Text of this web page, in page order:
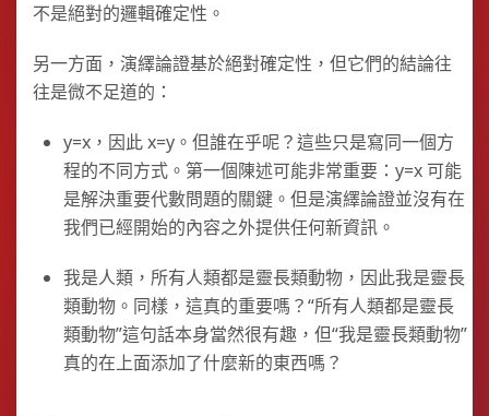
不是絕對的邏輯確定性。
另一方面，演繹論證基於絕對確定性，但它們的結論往
往是微不足道的：
y=x，因此 x=y。但誰在乎呢？這些只是寫同一個方
程的不同方式。第一個陳述可能非常重要：y=x 可能
是解決重要代數問題的關鍵。但是演繹論證並沒有在
我們已經開始的內容之外提供任何新資訊。
我是人類，所有人類都是靈長類動物，因此我是靈長
類動物。同樣，這真的重要嗎？“所有人類都是靈長
類動物”這句話本身當然很有趣，但“我是靈長類動物”
真的在上面添加了什麼新的東西嗎？